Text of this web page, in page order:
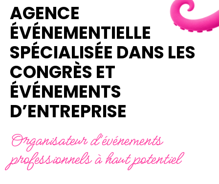
AGENCE
ÉVÉNEMENTIELLE
SPÉCIALISÉE DANS LES
CONGRÈS ET
ÉVÉNEMENTS
D’ENTREPRISE
Organisateur d’événements
professionnels à haut potentiel